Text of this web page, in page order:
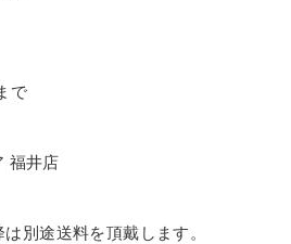
で
福井店
別途送料を頂戴します。